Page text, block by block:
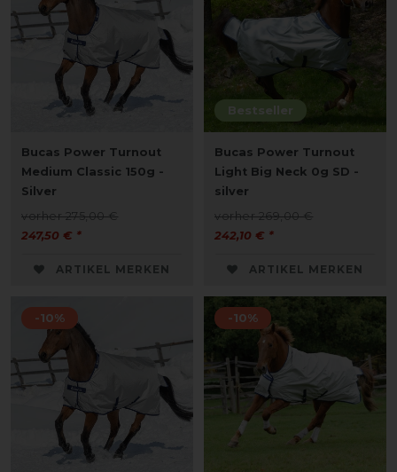
Bucas Power Turnout
Medium Classic 150g -
Silver
vorher 275,00 €
247,50 € *
ARTIKEL MERKEN
Bestseller
Bucas Power Turnout
Light Big Neck 0g SD -
silver
vorher 269,00 €
242,10 € *
ARTIKEL MERKEN
-10% -10%